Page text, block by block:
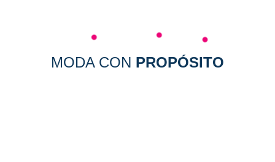
MODA CON PROPÓSITO